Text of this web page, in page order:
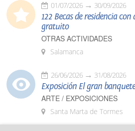
01/07/2026 30/09/2026
122 Becas de residencia
gratuito
OTRAS ACTIVIDADES
Salamanca
26/06/2026 31/08/2026
Exposición El gran
ARTE / EXPOSICIONES
Santa Marta de Tormes